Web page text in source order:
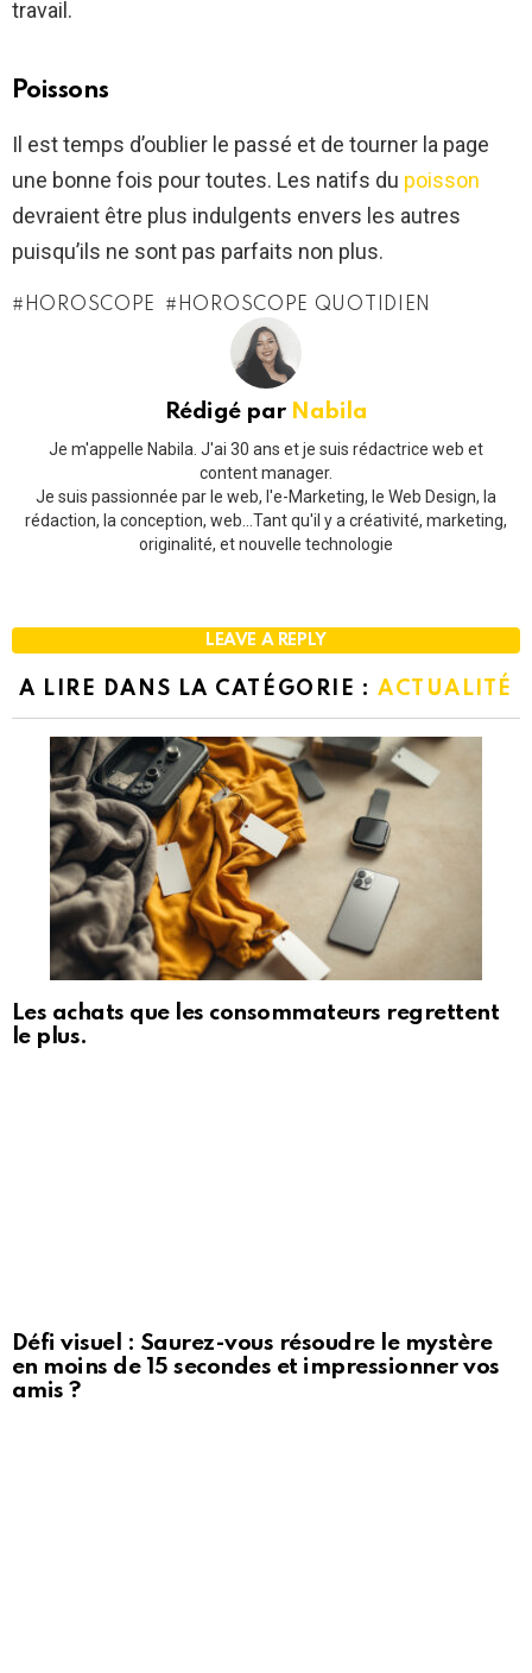
travail.
Poissons
Il est temps d’oublier le passé et de tourner la page
une bonne fois pour toutes. Les natifs du poisson
devraient être plus indulgents envers les autres
puisqu’ils ne sont pas parfaits non plus.
HOROSCOPE HOROSCOPE QUOTIDIEN
Rédigé par Nabila
Je m'appelle Nabila. J'ai 30 ans et je suis rédactrice web et
content manager.
Je suis passionnée par le web, l'e-Marketing, le Web Design, la
rédaction, la conception, web...Tant qu'il y a créativité, marketing,
originalité, et nouvelle technologie
LEAVE A REPLY
A LIRE DANS LA CATÉGORIE : ACTUALITÉ
Les achats que les consommateurs regrettent
le plus.
Défi visuel : Saurez-vous résoudre le mystère
en moins de 15 secondes et impressionner vos
amis ?